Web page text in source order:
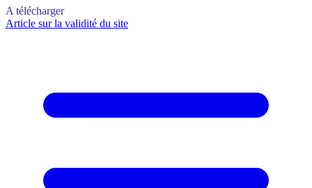
A télécharger
Article sur la validité du site